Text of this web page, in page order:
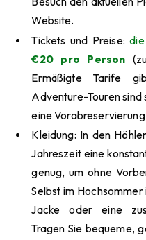
Website.
Tickets und Preise:
€20 pro Person
Ermäßigte Tarife
Adventure-Touren
eine
Kleidung: In den
Jahreszeit eine
genug, um ohne
Selbst im
Jacke oder eine
Tragen Sie bequeme,